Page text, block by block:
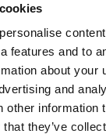
features and to
about your
and
other information
they’ve